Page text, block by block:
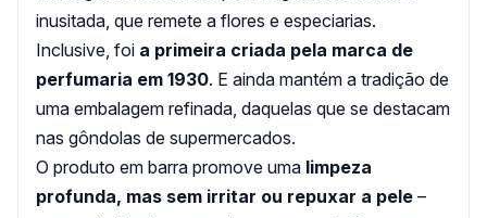
inusitada, que remete a flores e especiarias.
Inclusive, foi a primeira criada pela marca de
perfumaria em 1930. E ainda mantém a tradição de
uma embalagem refinada, daquelas que se destacam
nas gôndolas de supermercados.
O produto em barra promove uma limpeza
profunda, mas sem irritar ou repuxar a pele –